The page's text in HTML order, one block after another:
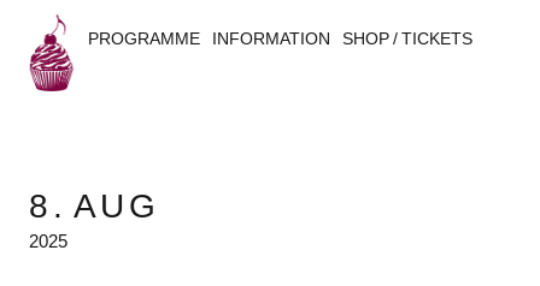
s
PROGRAMME INFORMATION SHOP / TICKETS
8. AUG
2025